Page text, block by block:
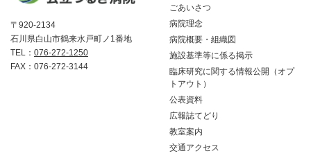
〒920-2134
石川県白山市鶴来水戸町ノ1番地
TEL： 076-272-1250
FAX：076-272-3144
ごあいさつ
病院理念
病院概要・組織図
施設基準等に係る掲示
臨床研究に関する情報公開（オプ
トアウト）
公表資料
広報誌てどり
教室案内
交通アクセス